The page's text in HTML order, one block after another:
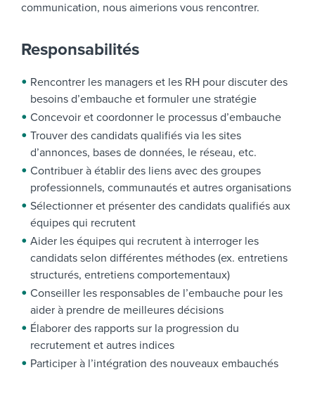
communication, nous aimerions vous rencontrer.
Responsabilités
Rencontrer les managers et les RH pour discuter des
besoins d’embauche et formuler une stratégie
Concevoir et coordonner le processus d’embauche
Trouver des candidats qualifiés via les sites
d’annonces, bases de données, le réseau, etc.
Contribuer à établir des liens avec des groupes
professionnels, communautés et autres organisations
Sélectionner et présenter des candidats qualifiés aux
équipes qui recrutent
Aider les équipes qui recrutent à interroger les
candidats selon différentes méthodes (ex. entretiens
structurés, entretiens comportementaux)
Conseiller les responsables de l’embauche pour les
aider à prendre de meilleures décisions
Élaborer des rapports sur la progression du
recrutement et autres indices
Participer à l’intégration des nouveaux embauchés